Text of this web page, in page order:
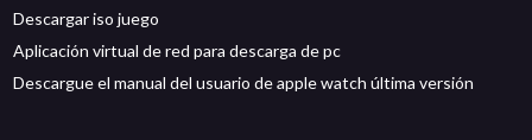
Descargar iso juego
Aplicación virtual de red para descarga de pc
Descargue el manual del usuario de apple watch última versión